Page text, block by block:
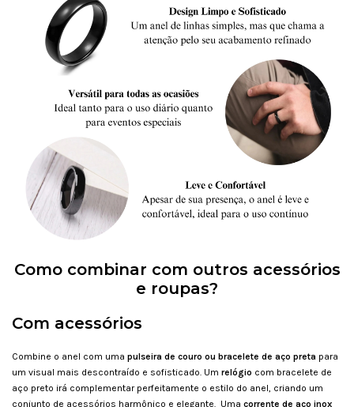
Como combinar com outros acessórios
e roupas?
Com acessórios
Combine o anel com uma pulseira de couro ou bracelete de aço preta para
um visual mais descontraído e sofisticado. Um relógio com bracelete de
aço preto irá complementar perfeitamente o estilo do anel, criando um
conjunto de acessórios harmônico e elegante. Uma corrente de aço inox